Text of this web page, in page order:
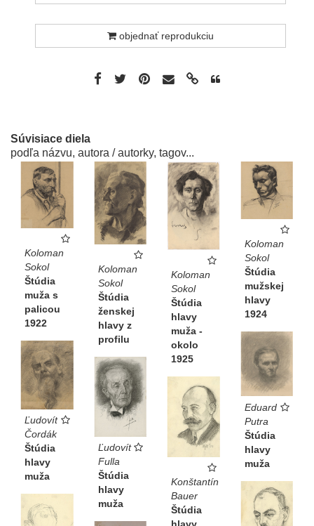
objednať reprodukciu
Súvisiace diela
podľa názvu, autora / autorky, tagov...
Koloman
Sokol
Štúdia
muža s
palicou
1922
Koloman
Sokol
Štúdia
ženskej
hlavy z
profilu
Koloman
Sokol
Štúdia
hlavy
muža -
okolo
1925
Koloman
Sokol
Štúdia
mužskej
hlavy
1924
Eduard
Putra
Štúdia
hlavy
muža
Ľudovít
Čordák
Štúdia
hlavy
muža
Ľudovít
Fulla
Štúdia
hlavy
muža
Konštantín
Bauer
Štúdia